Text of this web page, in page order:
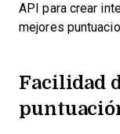
API para crear
mejores
Facilidad